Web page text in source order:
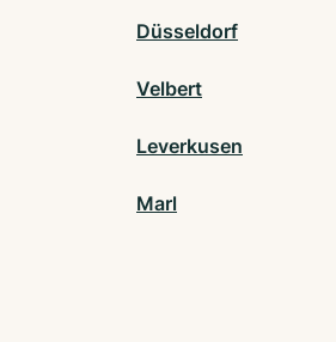
Düsseldorf
Velbert
Leverkusen
Marl